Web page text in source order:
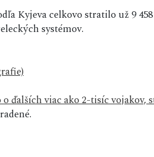
Kyjeva celkovo stratilo už 9
systémov.
ďalších viac ako 2-tisíc vojakov,